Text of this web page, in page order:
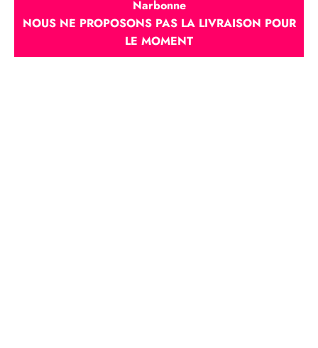
Narbonne
NOUS NE PROPOSONS PAS LA LIVRAISON POUR
LE MOMENT